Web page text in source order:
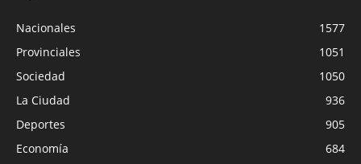
Nacionales
1577
Provinciales
1051
Sociedad
1050
La Ciudad
936
Deportes
905
Economía
684